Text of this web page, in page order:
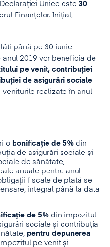
Unice este 30
Finanțelor. Inițial,
până pe 30 iunie
2019 vor beneficia de
pe venit, contribuției
de asigurări sociale
veniturile realizate în anul
o bonificație de 5% din
de asigurări sociale și
de sănătate,
anuale pentru anul
fiscale de plată se
integral până la data
de 5% din impozitul
sociale și contribuția
pentru depunerea
pe venit și